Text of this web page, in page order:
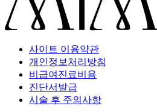
사이트 이용약관
개인정보처리방침
비급여진료비용
진단서발급
시술 후 주의사항